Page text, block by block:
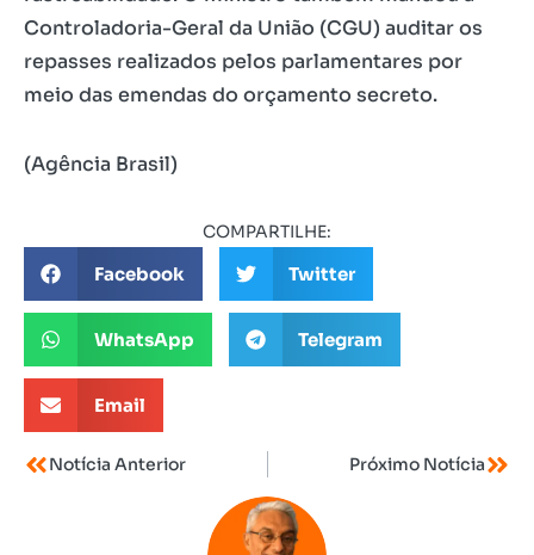
Controladoria-Geral da União (CGU) auditar os
repasses realizados pelos parlamentares por
meio das emendas do orçamento secreto.
(Agência Brasil)
COMPARTILHE:
Facebook Twitter
WhatsApp Telegram
Email
Notícia Anterior Próximo Notícia